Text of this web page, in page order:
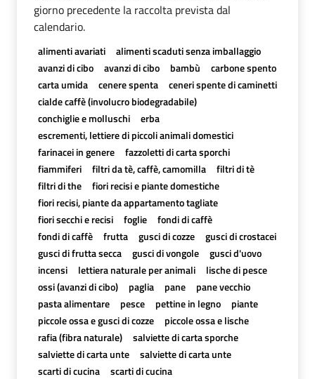
giorno precedente la raccolta prevista dal
calendario.
alimenti avariati
alimenti scaduti senza imballaggio
avanzi di cibo
avanzi di cibo bambù
carbone spento
carta umida
cenere spenta
ceneri spente di caminetti
cialde caffè (involucro biodegradabile)
conchiglie e molluschi
erba
escrementi, lettiere di piccoli animali domestici
farinacei in genere
fazzoletti di carta sporchi
fiammiferi
filtri da tè, caffè, camomilla
filtri di tè
filtri di the
fiori recisi e piante domestiche
fiori recisi, piante da appartamento tagliate
fiori secchi e recisi
foglie
fondi di caffè
fondi di caffè
frutta gusci di cozze
gusci di crostacei
gusci di frutta secca
gusci di vongole
gusci d'uovo
incensi
lettiera naturale per animali
lische di pesce
ossi (avanzi di cibo)
paglia pane
pane vecchio
pasta alimentare
pesce pettine in legno
piante
piccole ossa e gusci di cozze
piccole ossa e lische
rafia (fibra naturale)
salviette di carta sporche
salviette di carta unte
salviette di carta unte
scarti di cucina
scarti di cucina